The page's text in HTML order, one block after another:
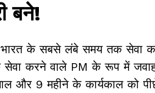
बने!
भारत के सबसे लंबे समय तक सेवा
करने वाले PM के रूप में
और 9 महीने के कार्यकाल को